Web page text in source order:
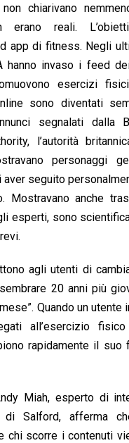
chiarivano
erano reali.
app di fitness. Negli
hanno invaso i feed
esercizi
sono diventati
segnalati dalla
l’autorità
personaggi
aver seguito
Mostravano anche
esperti, sono
agli utenti di
20 anni più
Quando un
all’esercizio
rapidamente il suo
Miah, esperto di
di Salford, afferma
chi scorre i contenuti